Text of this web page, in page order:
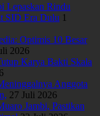
Lepaskan Rindu
SID Era Dulu 1
Optimis 10 Besar
2026
Karya Bakti Skala
Anggota
27 Juli 2026
Jambi, Pastikan